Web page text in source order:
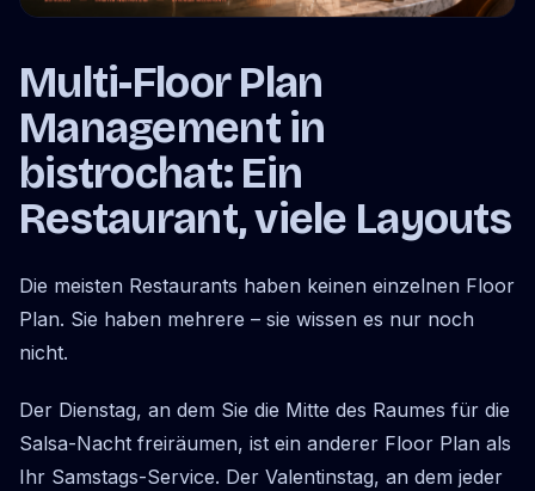
Multi-Floor Plan
Management in
bistrochat: Ein
Restaurant, viele Layouts
Die meisten Restaurants haben keinen einzelnen Floor
Plan. Sie haben mehrere – sie wissen es nur noch
nicht.
Der Dienstag, an dem Sie die Mitte des Raumes für die
Salsa-Nacht freiräumen, ist ein anderer Floor Plan als
Ihr Samstags-Service. Der Valentinstag, an dem jeder